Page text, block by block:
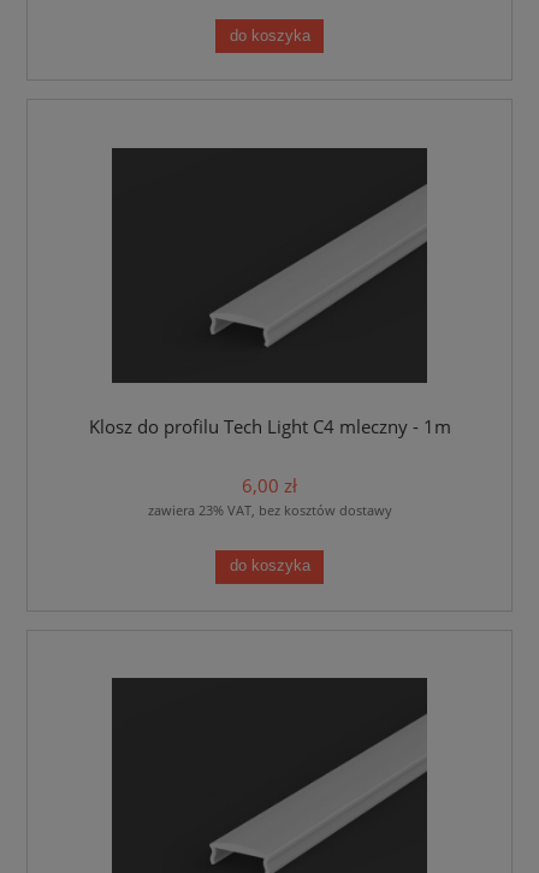
do koszyka
Klosz do profilu Tech Light C4 mleczny - 1m
6,00 zł
zawiera 23% VAT, bez kosztów dostawy
do koszyka